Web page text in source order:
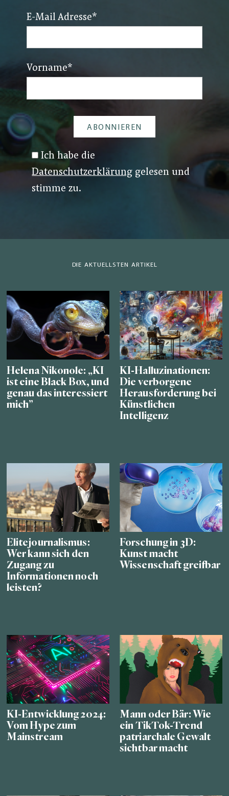
E-Mail Adresse*
Vorname*
Ich habe die
Datenschutzerklärung gelesen und
stimme zu.
DIE AKTUELLSTEN ARTIKEL
Helena Nikonole: „KI
ist eine Black Box, und
genau das interessiert
mich”
KI-Halluzinationen:
Die verborgene
Herausforderung bei
Künstlichen
Intelligenz
Elitejournalismus:
Wer kann sich den
Zugang zu
Informationen noch
leisten?
Forschung in 3D:
Kunst macht
Wissenschaft greifbar
KI-Entwicklung 2024:
Vom Hype zum
Mainstream
Mann oder Bär: Wie
ein TikTok-Trend
patriarchale Gewalt
sichtbar macht